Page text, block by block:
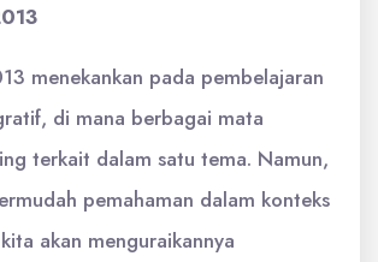
menekankan pada pembelajaran
di mana berbagai mata
terkait dalam satu tema. Namun,
pemahaman dalam konteks
akan menguraikannya